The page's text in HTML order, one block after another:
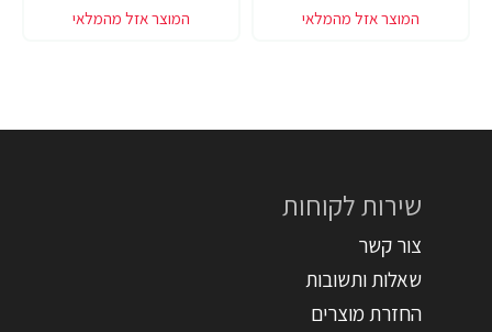
שירות לקוחות
צור קשר
שאלות ותשובות
החזרת מוצרים